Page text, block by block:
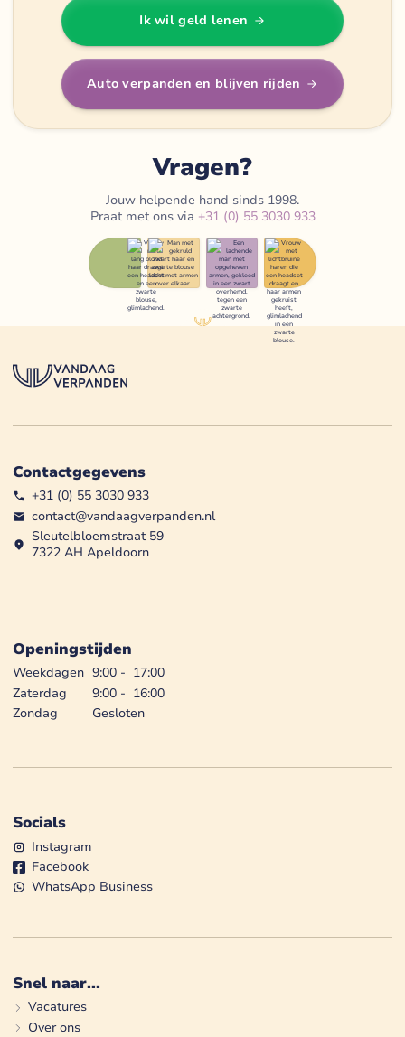
Ik wil geld lenen
Auto verpanden en blijven rijden
Vragen?
Jouw helpende hand sinds 1998.
Praat met ons via +31 (0) 55 3030 933
Contactgegevens
+31 (0) 55 3030 933
contact@vandaagverpanden.nl
Sleutelbloemstraat 59
7322 AH Apeldoorn
Openingstijden
Weekdagen 9:00 - 17:00
Zaterdag
9:00 - 16:00
Zondag
Gesloten
Socials
Instagram
Facebook
WhatsApp Business
Snel naar...
Vacatures
Over ons